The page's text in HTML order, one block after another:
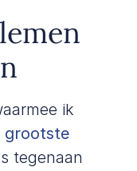
ik
grootste
tegenaan